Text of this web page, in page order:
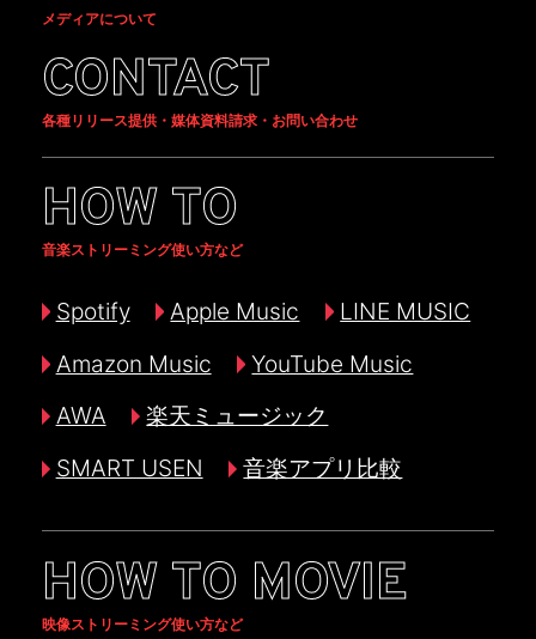
メディアについて
CONTACT
各種リリース提供・媒体資料請求・お問い合わせ
HOW TO
音楽ストリーミング使い方など
Spotify Apple Music
LINE MUSIC
Amazon Music
YouTube Music
AWA
楽天ミュージック
SMART USEN
音楽アプリ比較
HOW TO MOVIE
映像ストリーミング使い方など